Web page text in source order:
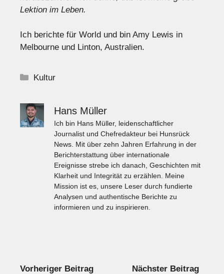
Lektion im Leben.
Ich berichte für World und bin Amy Lewis in
Melbourne und Linton, Australien.
Kategorien
Kultur
Hans Müller
Ich bin Hans Müller, leidenschaftlicher
Journalist und Chefredakteur bei Hunsrück
News. Mit über zehn Jahren Erfahrung in der
Berichterstattung über internationale
Ereignisse strebe ich danach, Geschichten mit
Klarheit und Integrität zu erzählen. Meine
Mission ist es, unsere Leser durch fundierte
Analysen und authentische Berichte zu
informieren und zu inspirieren.
Vorheriger Beitrag Nächster Beitrag